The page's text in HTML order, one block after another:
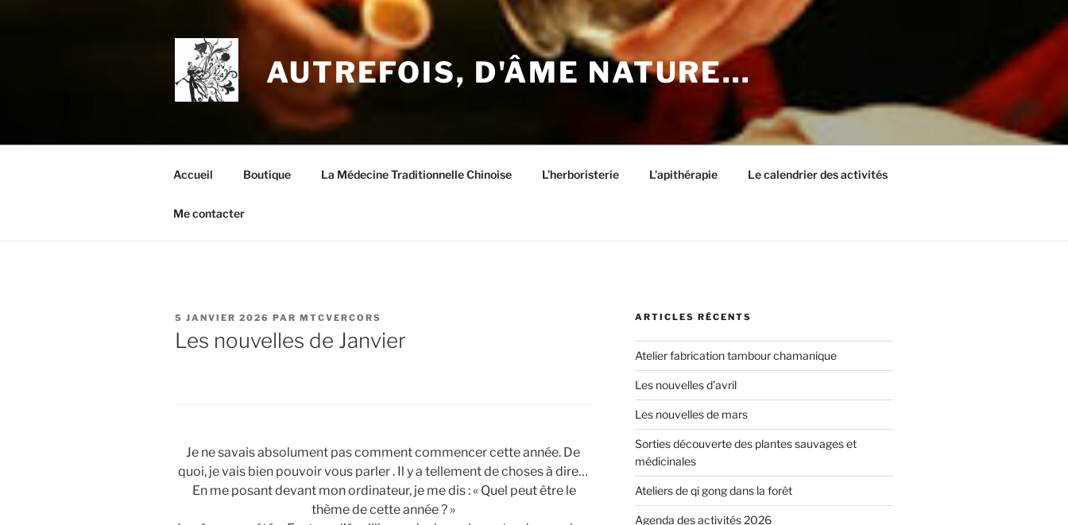
AUTREFOIS, D'ÂME NATURE…
Accueil Boutique La Médecine Traditionnelle Chinoise L’herboristerie L’apithérapie Le calendrier des activités
Me contacter
PUBLIÉ
LE
5 JANVIER 2026 PAR MTCVERCORS
Les nouvelles de Janvier
Je ne savais absolument pas comment commencer cette année. De
quoi, je vais bien pouvoir vous parler . Il y a tellement de choses à dire…
En me posant devant mon ordinateur, je me dis : « Quel peut être le
thème de cette année ? »
ARTICLES RÉCENTS
Atelier fabrication tambour chamanique
Les nouvelles d’avril
Les nouvelles de mars
Sorties découverte des plantes sauvages et
médicinales
Ateliers de qi gong dans la forêt
Agenda des activités 2026